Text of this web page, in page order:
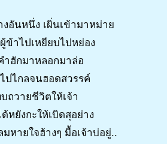
อันหนึ่ง เผิ่นเข้ามาหม่าย
ข้าไปเหยียบไปหย่อง
ำฮักมาหลอกมาล่อ
ปไกลจนฮอดสวรรค์
ถวายชีวิตให้เจ้า
หยังกะให้เบิดสุอย่าง
หายใจฮ้างๆ มื้อเจ้าบ่อยู่..